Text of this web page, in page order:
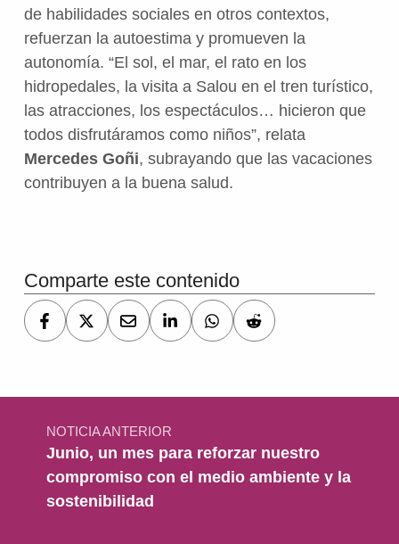
de habilidades sociales en otros contextos,
refuerzan la autoestima y promueven la
autonomía. “El sol, el mar, el rato en los
hidropedales, la visita a Salou en el tren turístico,
las atracciones, los espectáculos… hicieron que
todos disfrutáramos como niños”, relata
Mercedes Goñi, subrayando que las vacaciones
contribuyen a la buena salud.
Comparte este contenido
Navegación de entradas
NOTICIA ANTERIOR
Junio, un mes para reforzar nuestro
compromiso con el medio ambiente y la
sostenibilidad